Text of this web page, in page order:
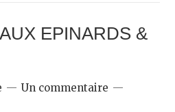
EPINARDS &
Un commentaire